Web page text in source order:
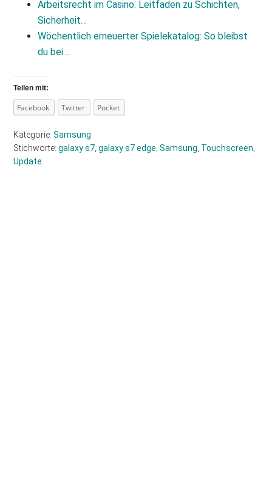
Arbeitsrecht im Casino: Leitfaden zu Schichten,
Sicherheit…
Wöchentlich erneuerter Spielekatalog: So bleibst
du bei…
Teilen mit:
Facebook Twitter Pocket
Kategorie:Samsung
Stichworte:galaxy s7 ,galaxy s7 edge ,Samsung Touchscreen
Update